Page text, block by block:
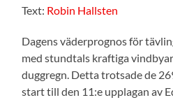
Text: Robin Hallsten
Dagens väderprognos för
med stundtals kraftiga
duggregn. Detta trotsade de
start till den 11:e upplagan av